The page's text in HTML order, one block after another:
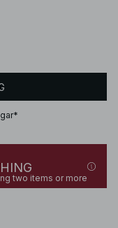
two items or more